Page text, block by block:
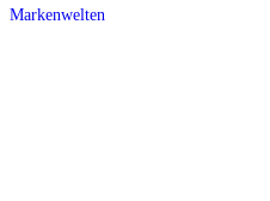
Markenwelten